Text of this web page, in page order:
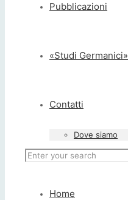
Pubblicazioni
«Studi Germanici»
Contatti
Dove siamo
Home